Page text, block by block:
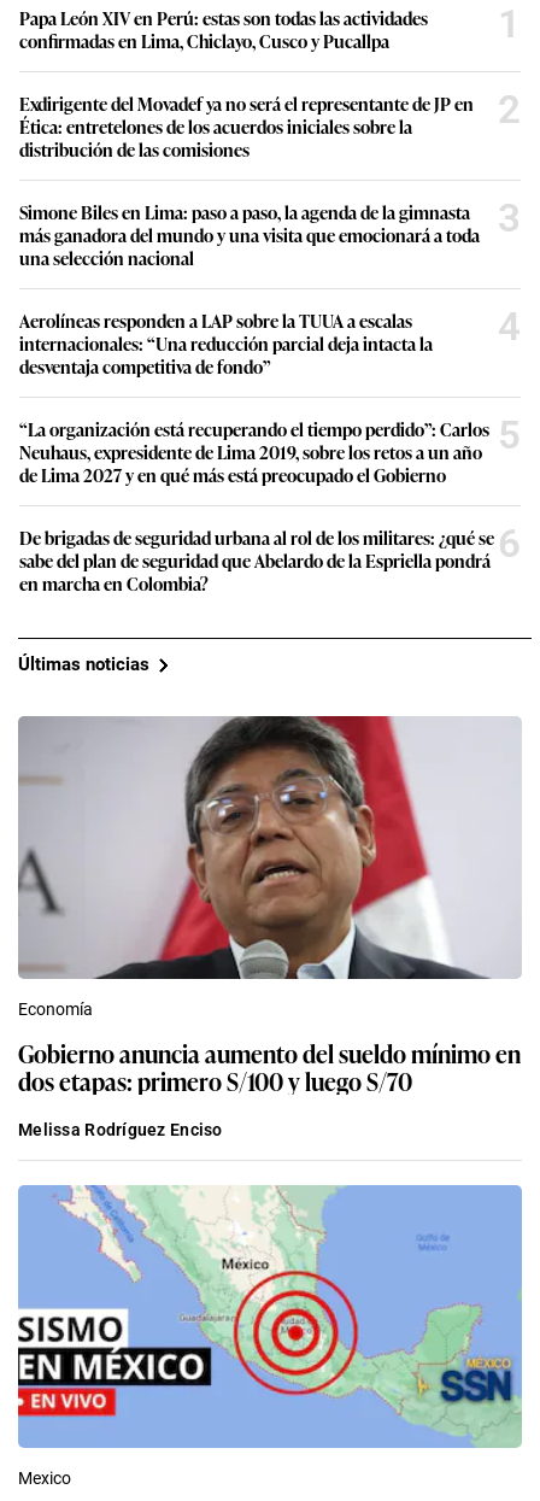
Papa León XIV en Perú: estas son todas las actividades
confirmadas en Lima, Chiclayo, Cusco y Pucallpa
1
Exdirigente del Movadef ya no será el representante de JP en
Ética: entretelones de los acuerdos iniciales sobre la
distribución de las comisiones
2
Simone Biles en Lima: paso a paso, la agenda de la gimnasta
más ganadora del mundo y una visita que emocionará a toda
una selección nacional
3
Aerolíneas responden a LAP sobre la TUUA a escalas
internacionales: “Una reducción parcial deja intacta la
desventaja competitiva de fondo”
4
“La organización está recuperando el tiempo perdido”: Carlos
Neuhaus, expresidente de Lima 2019, sobre los retos a un año
de Lima 2027 y en qué más está preocupado el Gobierno
5
De brigadas de seguridad urbana al rol de los militares: ¿qué se
sabe del plan de seguridad que Abelardo de la Espriella pondrá
en marcha en Colombia?
6
Últimas noticias
Economía
Gobierno anuncia aumento del sueldo mínimo en
dos etapas: primero S/100 y luego S/70
Melissa Rodríguez Enciso
Mexico